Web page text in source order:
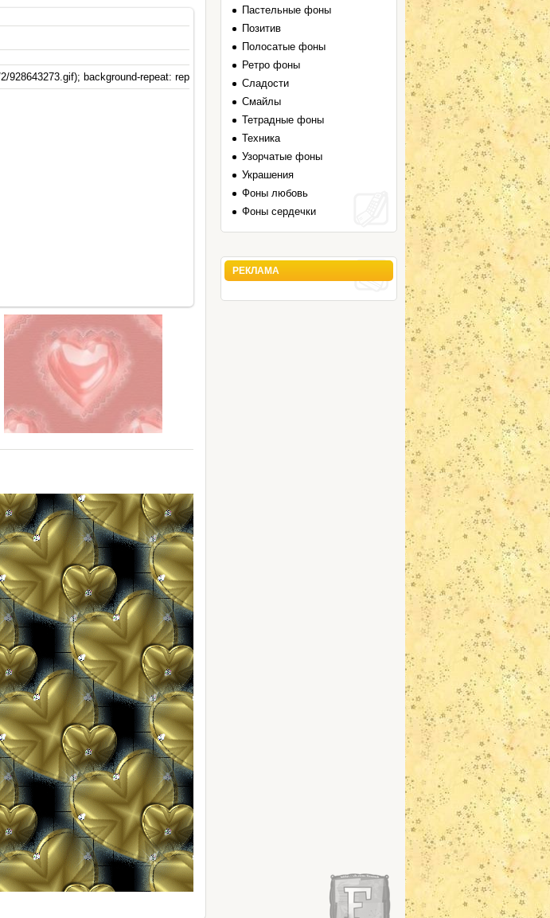
Пастельные фоны
Позитив
Полосатые фоны
Ретро фоны
Сладости
Смайлы
Тетрадные фоны
Техника
Узорчатые фоны
Украшения
Фоны любовь
Фоны сердечки
РЕКЛАМА